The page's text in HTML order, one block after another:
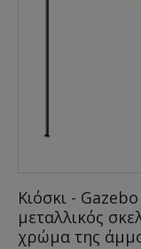
Κιόσκι -
μεταλλικός
χρώμα της